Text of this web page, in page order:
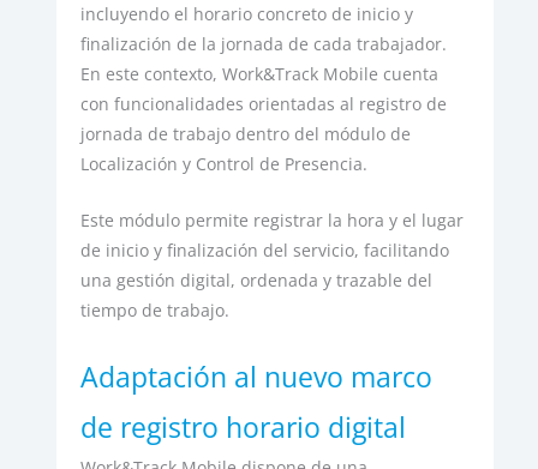
incluyendo el horario concreto de inicio y
finalización de la jornada de cada trabajador.
En este contexto, Work&Track Mobile cuenta
con funcionalidades orientadas al registro de
jornada de trabajo dentro del módulo de
Localización y Control de Presencia.
Este módulo permite registrar la hora y el lugar
de inicio y finalización del servicio, facilitando
una gestión digital, ordenada y trazable del
tiempo de trabajo.
Adaptación al nuevo marco
de registro horario digital